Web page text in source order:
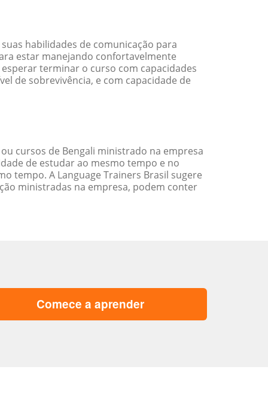
habilidades de comunicação para
estar manejando confortavelmente
terminar o curso com capacidades
de sobrevivência, e com capacidade de
cursos de Bengali ministrado na empresa
de estudar ao mesmo tempo e no
tempo. A Language Trainers Brasil sugere
ministradas na empresa, podem conter
Comece a aprender